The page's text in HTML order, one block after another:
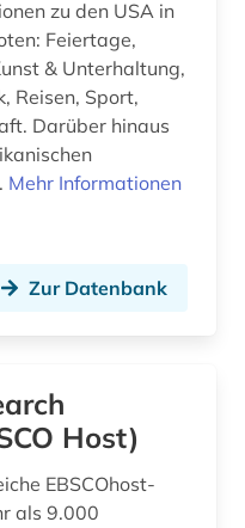
zu den USA in
Feiertage,
& Unterhaltung,
Reisen, Sport,
Darüber hinaus
Mehr Informationen
Zur Datenbank
Host)
EBSCOhost-
als 9.000